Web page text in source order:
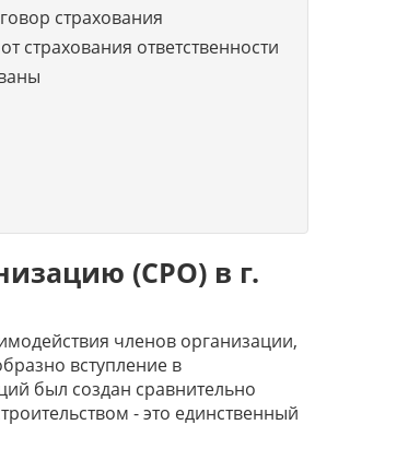
страхования
страхования ответственности
(СРО) в г.
членов организации,
вступление в
был создан сравнительно
- это единственный